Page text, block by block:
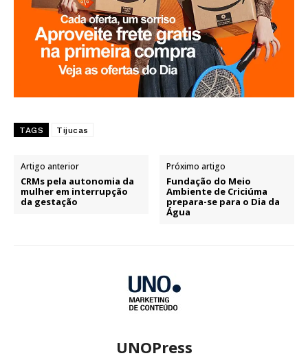
TAGS Tijucas
Artigo anterior
CRMs pela autonomia da
mulher em interrupção
da gestação
Próximo artigo
Fundação do Meio
Ambiente de Criciúma
prepara-se para o Dia da
Água
UNOPress